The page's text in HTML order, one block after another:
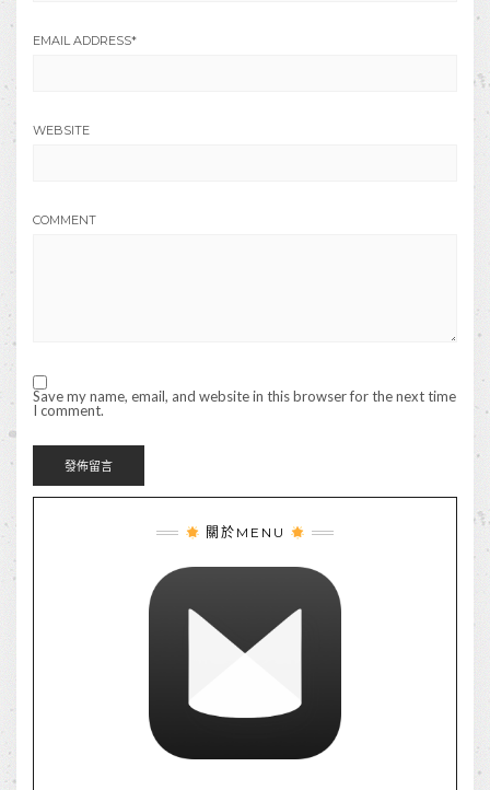
EMAIL ADDRESS*
WEBSITE
COMMENT
Save my name, email, and website in this browser for the next time
I comment.
關於MENU